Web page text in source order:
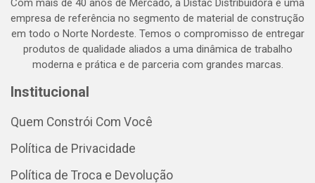
Com mais de 40 anos de Mercado, a Distac Distribuidora é uma
empresa de referência no segmento de material de construção
em todo o Norte Nordeste. Temos o compromisso de entregar
produtos de qualidade aliados a uma dinâmica de trabalho
moderna e prática e de parceria com grandes marcas.
Institucional
Quem Constrói Com Você
Política de Privacidade
Política de Troca e Devolução